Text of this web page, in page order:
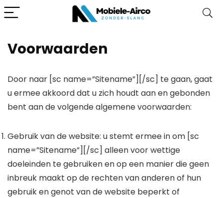
Voorwaarden
Door naar [sc name=”Sitename”][/sc] te gaan, gaat
u ermee akkoord dat u zich houdt aan en gebonden
bent aan de volgende algemene voorwaarden:
Gebruik van de website: u stemt ermee in om [sc
name=”Sitename”][/sc] alleen voor wettige
doeleinden te gebruiken en op een manier die geen
inbreuk maakt op de rechten van anderen of hun
gebruik en genot van de website beperkt of